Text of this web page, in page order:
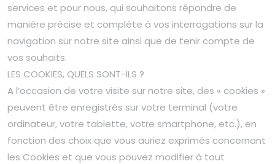
services et pour nous, qui souhaitons répondre de
manière précise et complète à vos interrogations sur la
navigation sur notre site ainsi que de tenir compte de
vos souhaits.
LES COOKIES, QUELS SONT-ILS ?
A l’occasion de votre visite sur notre site, des « cookies »
peuvent être enregistrés sur votre terminal (votre
ordinateur, votre tablette, votre smartphone, etc.), en
fonction des choix que vous auriez exprimés concernant
les Cookies et que vous pouvez modifier à tout